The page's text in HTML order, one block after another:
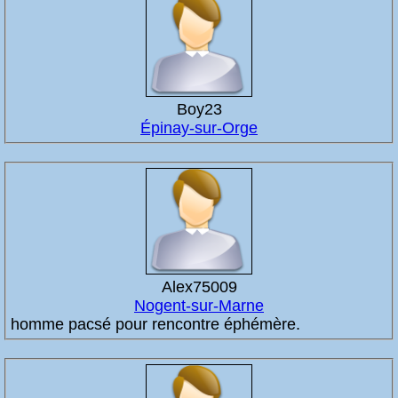
Boy23
Épinay-sur-Orge
Alex75009
Nogent-sur-Marne
homme pacsé pour rencontre éphémère.